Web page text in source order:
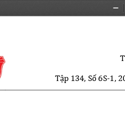
Tập 134, Số 6S-1,